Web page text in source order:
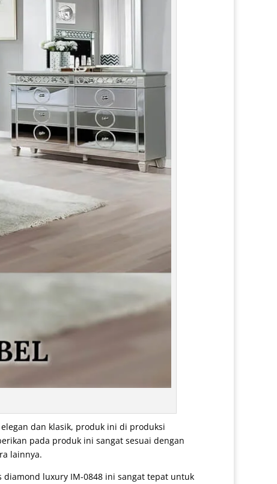
dan klasik, produk ini di produksi
pada produk ini sangat sesuai dengan
lainnya.
diamond luxury IM-0848 ini sangat tepat untuk